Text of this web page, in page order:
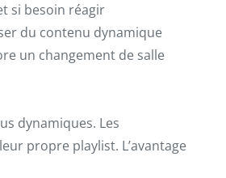
si besoin réagir
du contenu dynamique
un changement de salle
dynamiques. Les
propre playlist. L’avantage